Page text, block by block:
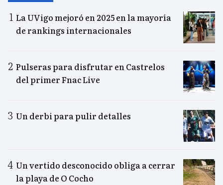
La UVigo mejoró en 2025 en la mayoría
de rankings internacionales
Pulseras para disfrutar en Castrelos
del primer Fnac Live
Un derbi para pulir detalles
Un vertido desconocido obliga a cerrar
la playa de O Cocho